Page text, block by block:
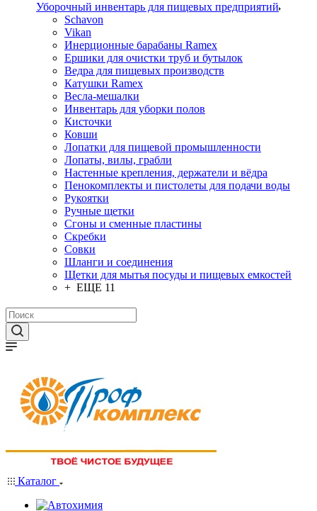
Уборочный инвентарь для пищевых предприятий
Schavon
Vikan
Инерционные барабаны Ramex
Ершики для очистки труб и бутылок
Ведра для пищевых производств
Катушки Ramex
Весла-мешалки
Инвентарь для уборки полов
Кисточки
Ковши
Лопатки для пищевой промышленности
Лопаты, вилы, грабли
Настенные крепления, держатели и вёдра
Пенокомплекты и пистолеты для подачи воды
Рукоятки
Ручные щетки
Сгоны и сменные пластины
Скребки
Совки
Шланги и соединения
Щетки для мытья посуды и пищевых емкостей
+ ЕЩЕ 11
Каталог